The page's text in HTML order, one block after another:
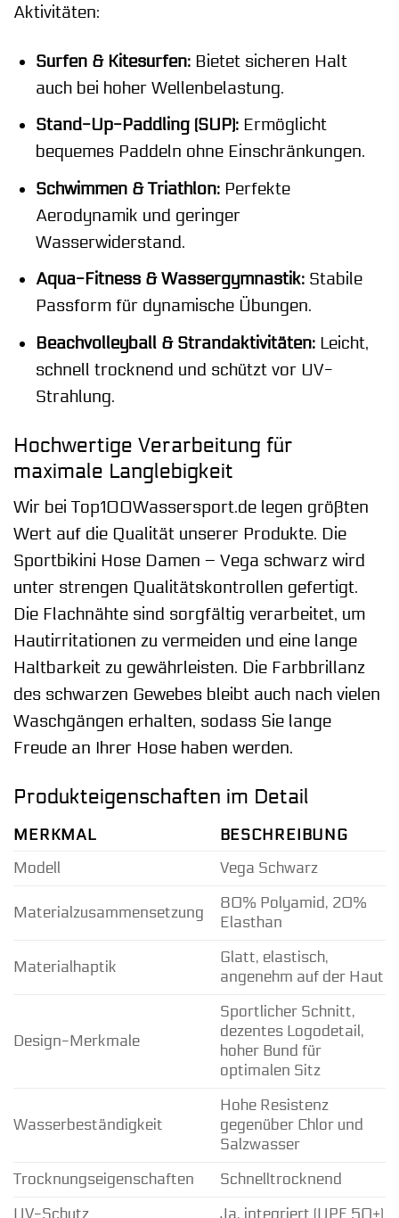
Aktivitäten:
Surfen & Kitesurfen:Bietet sicheren Halt
auch bei hoher Wellenbelastung.
Stand-Up-Paddling (SUP):Ermöglicht
bequemes Paddeln ohne Einschränkungen.
Schwimmen & Triathlon:Perfekte
Aerodynamik und geringer
Wasserwiderstand.
Aqua-Fitness & Wassergymnastik:Stabile
Passform für dynamische Übungen.
Beachvolleyball & Strandaktivitäten:Leicht,
schnell trocknend und schützt vor UV-
Strahlung.
Hochwertige Verarbeitung für
maximale Langlebigkeit
Wir bei Top100Wassersport.de legen größten
Wert auf die Qualität unserer Produkte. Die
Sportbikini Hose Damen – Vega schwarz wird
unter strengen Qualitätskontrollen gefertigt.
Die Flachnähte sind sorgfältig verarbeitet, um
Hautirritationen zu vermeiden und eine lange
Haltbarkeit zu gewährleisten. Die Farbbrillanz
des schwarzen Gewebes bleibt auch nach vielen
Waschgängen erhalten, sodass Sie lange
Freude an Ihrer Hose haben werden.
Produkteigenschaften im Detail
MERKMAL
BESCHREIBUNG
Modell
Vega Schwarz
Materialzusammensetzung
80% Polyamid, 20%
Elasthan
Materialhaptik
Glatt, elastisch,
angenehm auf der Haut
Design-Merkmale
Sportlicher Schnitt,
dezentes Logodetail,
hoher Bund für
optimalen Sitz
Wasserbeständigkeit
Hohe Resistenz
gegenüber Chlor und
Salzwasser
Trocknungseigenschaften
Schnelltrocknend
UV-Schutz
Ja, integriert (UPF 50+)